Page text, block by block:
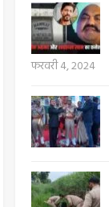
फरवरी 4, 2024